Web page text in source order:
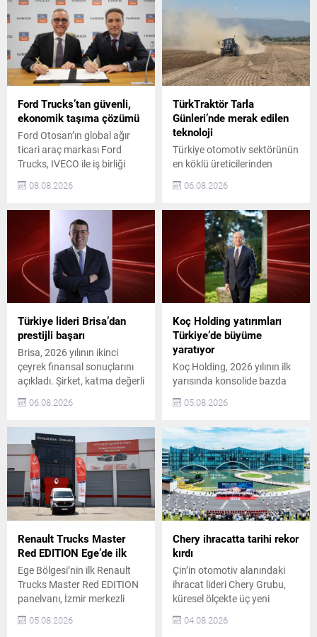
Ford Trucks’tan güvenli,
ekonomik taşıma çözümü
Ford Otosan’ın global ağır
ticari araç markası Ford
Trucks, IVECO ile iş birliği
geliştirme projesine yatırım
Birliği’nin emisyon ve
güvenlik gerekliliklerine uyum
sağlayacak bu yeni kabin,
Ford Trucks’ın Avrupa’daki
büyüme ve rekabet gücü
hedeflerini destekleyecek.
Kabinin 2028 yılı içinde
kademeli olarak devreye
alınması...
08.08.2026
TürkTraktör Tarla
Günleri’nde merak edilen
teknoloji
Türkiye otomotiv sektörünün
en köklü üreticilerinden
Case IH markalarıyla
Günleri etkinliklerini başarıyla
tamamladı. 25 Haziran–25
Temmuz 2026 tarihleri
arasında 11 ilde, 12 farklı
noktada gerçekleştirilen
etkinliklerde yaklaşık 4 bin
çiftçi TürkTraktör’ün
traktörlerini, ekipmanlarını,
hassas tarım teknolojilerini
ve dijital tarım çözümlerini
sahada deneyimleme
fırsatı...
06.08.2026
Türkiye lideri Brisa’dan
prestijli başarı
Brisa, 2026 yılının ikinci
çeyrek finansal sonuçlarını
açıkladı. Şirket, katma değerli
ürün satışlarındaki artış,
dengeli satış kanalı yapısı ve
operasyonel ve finansal
performansını güçlendirdi.
Bu sayede dönemi 260
milyon TL net kâr ile
tamamladı. Brisa, yurtiçi
pazardaki güçlü
performansını sürdürdü.
Yurtiçi yenileme lastik
pazarında tüm ana
segmentlerde...
06.08.2026
Koç Holding yatırımları
Türkiye’de büyüme
yaratıyor
Koç Holding, 2026 yılının ilk
yarısında konsolide bazda
toplam 36,4 milyar ABD
doları (USD) gelir elde etti. Bu
USD kombine yatırım
gerçekleştirdi. Son 5 yıldaki
kombine yatırım tutarı ise
16,9 milyar USD‘ye ulaştı.
Koç Holding’in 2026 İlk Yarı
Finansal Performansı Koç
Holding CEO’su Levent
Çakıroğlu, ekonomik...
05.08.2026
Renault Trucks Master
Red EDITION Ege’de ilk
Ege Bölgesi’nin ilk Renault
Trucks Master Red EDITION
panelvanı, İzmir merkezli
ÖKN Lojistik filosuna katıldı.
Şirket, Türkiye genelinde
05.08.2026
Chery ihracatta tarihi rekor
kırdı
Çin’in otomotiv alanındaki
ihracat lideri Chery Grubu,
küresel ölçekte üç yeni
kilometre taşını geride
bıraktı. Dünya genelinde 20
04.08.2026